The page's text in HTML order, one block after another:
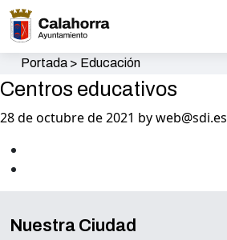
Portada> Educación
Centros educativos
28 de octubre de 2021 by web@sdi.es
Nuestra Ciudad